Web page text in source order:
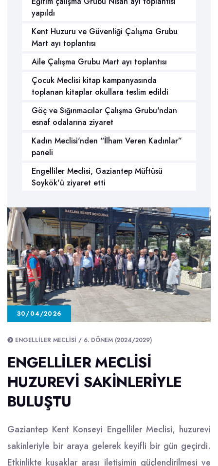
yapıldı
Kent Huzuru ve Güvenliği Çalışma Grubu
Mart ayı toplantısı
Aile Çalışma Grubu Mart ayı toplantısı
Çocuk Meclisi kitap kampanyasında
toplanan kitaplar okullara teslim edildi
Göç ve Sığınmacılar Çalışma Grubu'ndan
esnaf odalarına ziyaret
Kadın Meclisi'nden “İlham Veren Kadınlar”
paneli
Engelliler Meclisi, Gaziantep Müftüsü
Soykök'ü ziyaret etti
30/04/2026
ENGELLILER MECLISI / 6. DÖNEM (2024/2029)
ENGELLILER MECLISI
HUZUREVI SAKINLERIYLE
BULUŞTU
Gaziantep Kent Konseyi Engelliler Meclisi, huzurevi
sakinleriyle bir araya gelerek keyifli bir gün geçirdi.
Etkinlikte kuşaklar arası iletişimin güçlendirilmesi ve